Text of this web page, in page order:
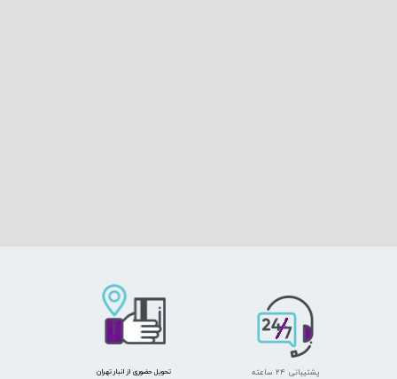
پشتیبانی ۲۴ ساعته ​تحویل حضوری از انبار تهران